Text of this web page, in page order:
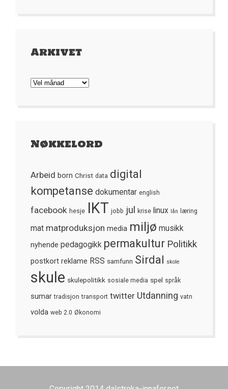
Arkivet
Arkivet
Nøkkelord
Arbeid born Christ data digital
kompetanse dokumentar english
facebook hesje IKT jobb jul krise linux lån læring
mat matproduksjon media miljø musikk
nyhende pedagogikk permakultur Politikk
postkort reklame RSS samfunn Sirdal skole
skule skulepolitikk sosiale media spel språk
sumar tradisjon transport twitter Utdanning vatn
volda web 2.0 Økonomi